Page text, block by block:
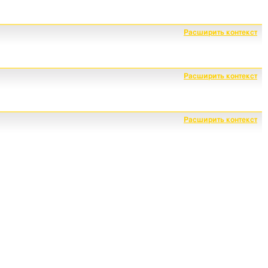
Расширить контекст
Расширить контекст
Расширить контекст